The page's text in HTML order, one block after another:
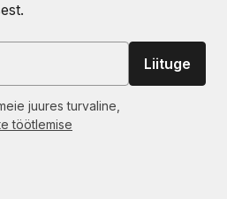
Liituge
juures turvaline,
töötlemise